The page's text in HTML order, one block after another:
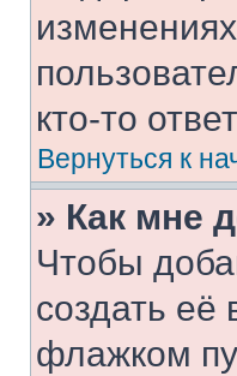
кто-то
Вернуться к
» Как мне
Чтобы
создать её
флажком